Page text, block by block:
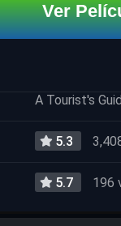
Ver
A Tourist's
5.3
5.7 196